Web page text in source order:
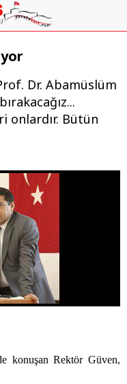
Dr. Abamüslüm
onlardır. Bütün
konuşan Rektör Güven,